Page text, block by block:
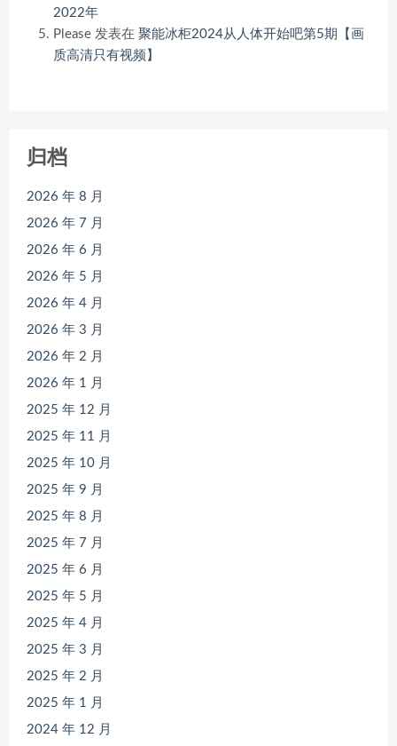
2022年
Please 发表在 聚能冰柜2024从人体开始吧第5期【画
质高清只有视频】
归档
2026 年 8 月
2026 年 7 月
2026 年 6 月
2026 年 5 月
2026 年 4 月
2026 年 3 月
2026 年 2 月
2026 年 1 月
2025 年 12 月
2025 年 11 月
2025 年 10 月
2025 年 9 月
2025 年 8 月
2025 年 7 月
2025 年 6 月
2025 年 5 月
2025 年 4 月
2025 年 3 月
2025 年 2 月
2025 年 1 月
2024 年 12 月